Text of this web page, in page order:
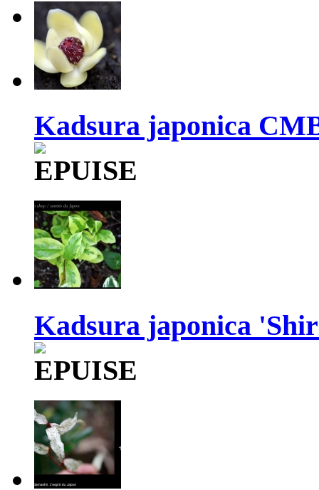
Kadsura japonica
Kadsura japonica